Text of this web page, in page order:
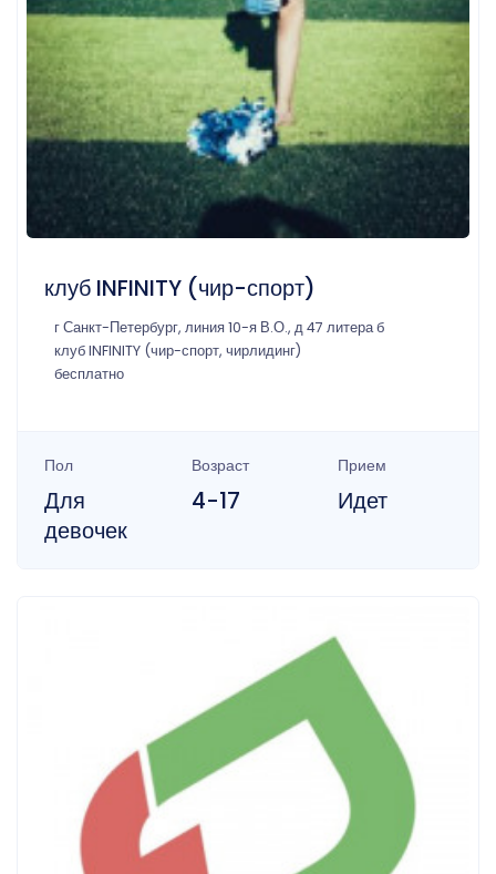
клуб INFINITY (чир-спорт)
г Санкт-Петербург, линия 10-я В.О., д 47 литера б
клуб INFINITY (чир-спорт, чирлидинг)
бесплатно
Пол
Для
девочек
Возраст
4-17
Прием
Идет